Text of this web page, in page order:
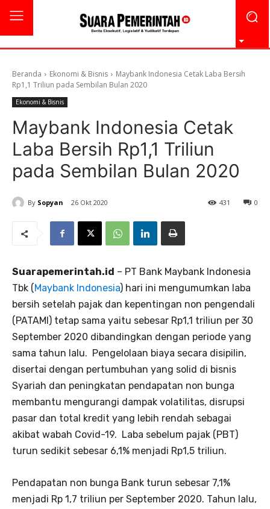
Beranda Ekonomi & Bisnis
Maybank Indonesia Cetak Laba Bersih
Rp1,1 Triliun pada Sembilan Bulan 2020
Ekonomi & Bisnis
Maybank Indonesia Cetak
Laba Bersih Rp1,1 Triliun
pada Sembilan Bulan 2020
By Sopyan 26 Okt 2020 0
431
Suarapemerintah.id – PT Bank Maybank Indonesia
Tbk (Maybank Indonesia) hari ini mengumumkan laba
bersih setelah pajak dan kepentingan non pengendali
(PATAMI) tetap sama yaitu sebesar Rp1,1 triliun per 30
September 2020 dibandingkan dengan periode yang
sama tahun lalu. Pengelolaan biaya secara disipilin,
disertai dengan pertumbuhan yang solid di bisnis
Syariah dan peningkatan pendapatan non bunga
membantu mengurangi dampak volatilitas, disrupsi
pasar dan total kredit yang lebih rendah sebagai
akibat wabah Covid-19. Laba sebelum pajak (PBT)
turun sedikit sebesar 6,1% menjadi Rp1,5 triliun.
Pendapatan non bunga Bank turun sebesar 7,1%
menjadi Rp 1,7 triliun per September 2020. Tahun lalu,